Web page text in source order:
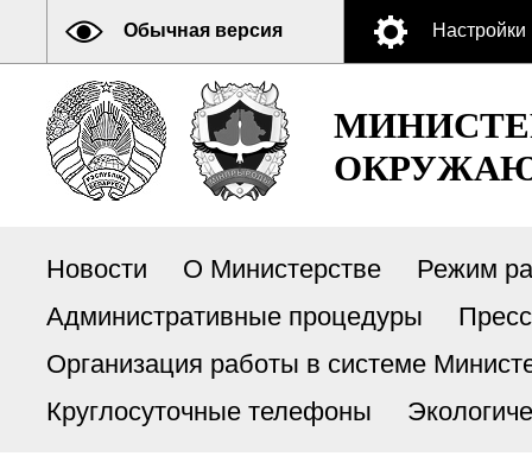
Обычная версия Настройки
Новости О Министерстве
Режим
Административные процедуры
Организация работы в системе
Круглосуточные телефоны